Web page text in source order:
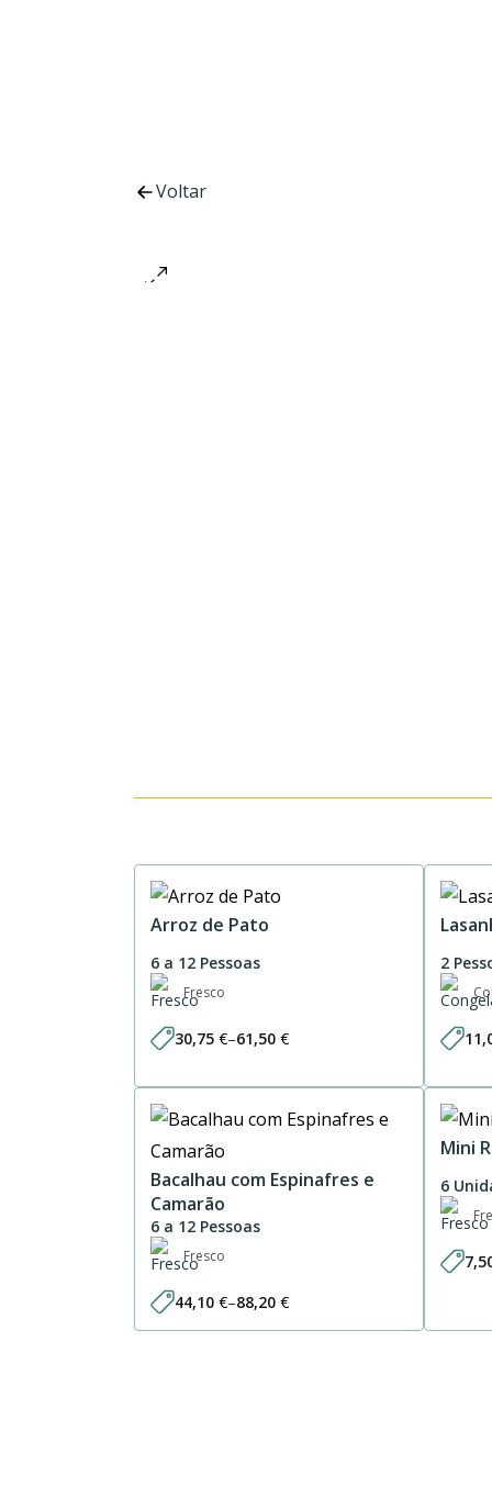
Voltar
Arroz de Pato
6 a 12 Pessoas
Fresco
30,75 €–61,50 €
Price
30,75 €
61,50 €
2
Bacalhau com Espinafres e
Camarão
6 a 12 Pessoas
Fresco
44,10 €–88,20 €
Price
range:
Mini
6